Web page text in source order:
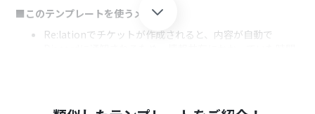
■このテンプレートを使うメリット
Re:lationでチケットが作成されると、内容が自動で